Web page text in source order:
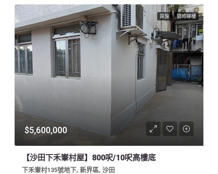
買盤 隨時睇樓
$5,600,000
【沙田下禾輋村屋】800呎/10呎高樓底
下禾輋村135號地下, 新界區, 沙田